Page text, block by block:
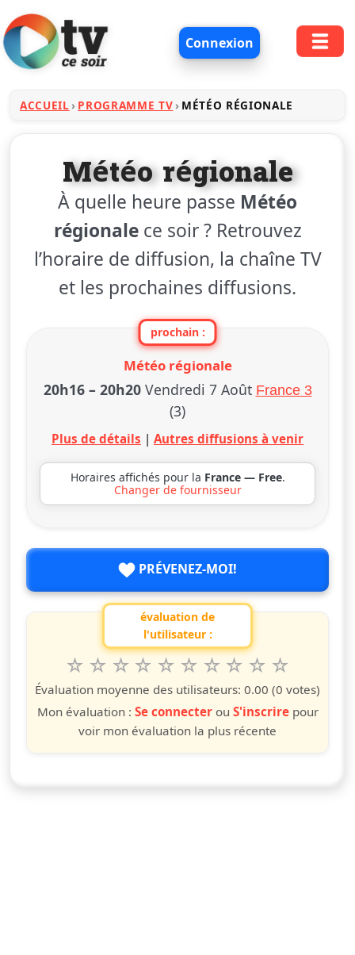
Connexion
ACCUEIL PROGRAMME TV MÉTÉO RÉGIONALE
Météo régionale
À quelle heure passe Météo
régionalece soir ? Retrouvez
l’horaire de diffusion, la chaîne TV
et les prochaines diffusions.
prochain :
Météo régionale
20h16– 20h20 Vendredi 7 Août France 3
(3)
Plus de détails | Autres diffusions à venir
Horaires affichés pour la France — Free.
Changer de fournisseur
PRÉVENEZ-MOI!
évaluation de
l'utilisateur :
questo spettacolo da 1 a 10 étoiles
10
étoiles
9
étoiles
8
étoiles
7
étoiles
6
étoiles
5
étoiles
4
étoiles
3
étoiles
2
étoiles
étoile
Évaluation moyenne des utilisateurs: 0.00 (0 votes)
Mon évaluation : Se connecterou S'inscrirepour
voir mon évaluation la plus récente